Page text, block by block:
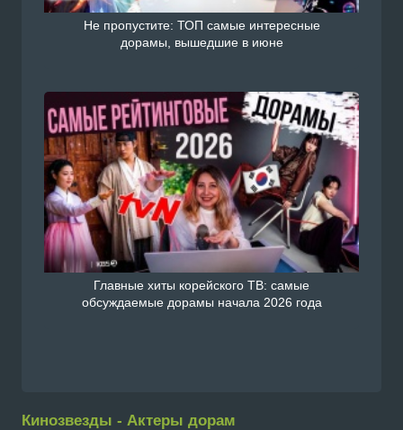
Не пропустите: ТОП самые интересные
дорамы, вышедшие в июне
Главные хиты корейского ТВ: самые
обсуждаемые дорамы начала 2026 года
Кинозвезды - Актеры дорам